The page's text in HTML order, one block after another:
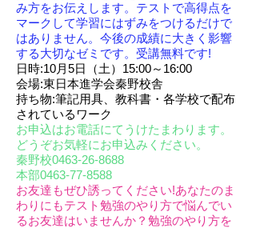
み方をお伝えします。テストで高得点を
マークして学習にはずみをつけるだけで
はありません。今後の成績に大きく影響
する大切なゼミです。受講無料です!
日時:10月5日（土）15:00～16:00
会場:東日本進学会秦野校舎
持ち物:筆記用具、教科書・各学校で配布
されているワーク
お申込はお電話にてうけたまわります。
どうぞお気軽にお申込みください。
秦野校0463-26-8688
本部0463-77-8588
お友達もぜひ誘ってください!あなたのま
わりにもテスト勉強のやり方で悩んでい
るお友達はいませんか？勉強のやり方を